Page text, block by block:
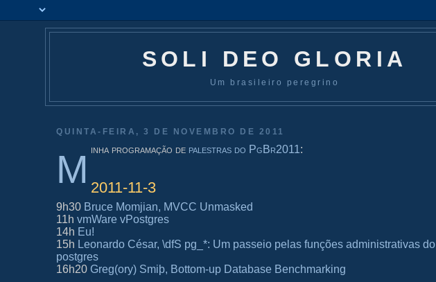
SOLI DEO GLORIA
Um brasileiro peregrino
QUINTA-FEIRA, 3 DE NOVEMBRO DE 2011
M inha programação de palestras do PgBr2011:
2011-11-3
9h30 Bruce Momjian, MVCC Unmasked
11hvmWare vPostgres
14h Eu!
15h Leonardo César, \dfS pg_*: Um passeio pelas funções administrativas do
postgres
16h20 Greg(ory) Smiþ, Bottom-up Database Benchmarking